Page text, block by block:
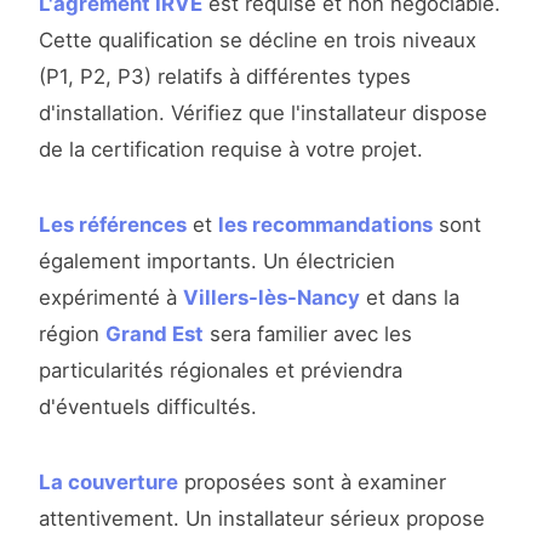
Cette qualification se décline en trois niveaux
(P1, P2, P3) relatifs à différentes types
d'installation. Vérifiez que l'installateur dispose
de la certification requise à votre projet.
Les références et les recommandations sont
également importants. Un électricien
expérimenté à Villers-lès-Nancy et dans la
région Grand Est sera familier avec les
particularités régionales et préviendra
d'éventuels difficultés.
La couverture proposées sont à examiner
attentivement. Un installateur sérieux propose